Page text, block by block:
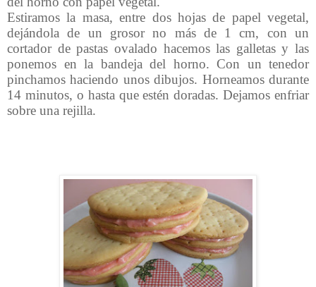
Estiramos la masa, entre dos hojas de papel vegetal,
dejándola de un grosor no más de 1 cm, con un
cortador de pastas ovalado hacemos las galletas y las
ponemos en la bandeja del horno. Con un tenedor
pinchamos haciendo unos dibujos. Horneamos durante
14 minutos, o hasta que estén doradas. Dejamos enfriar
sobre una rejilla.